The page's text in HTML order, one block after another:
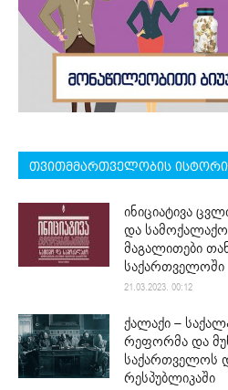
თვითმმართველობის
ინიციატივა
და
მაგალითები
საქართველოში
21.03.2023. 00:12
ქალაქი –
რეფორმა და
საქართველოს
რესპუბლიკაში